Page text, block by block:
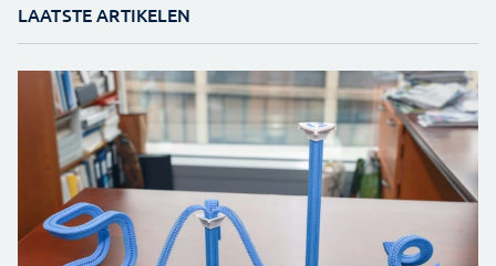
LAATSTE ARTIKELEN